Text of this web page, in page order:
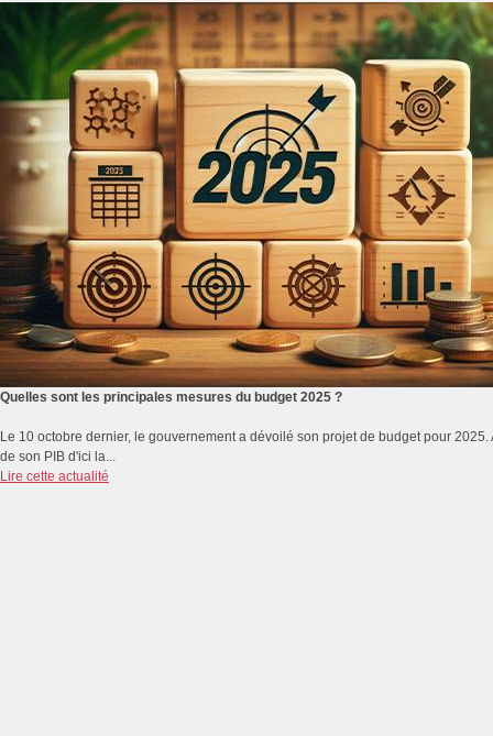
Quelles sont les principales mesures du budget 2025 ?
Le 10 octobre dernier, le gouvernement a dévoilé son projet de budget pour
de son PIB d'ici la...
Lire cette actualité